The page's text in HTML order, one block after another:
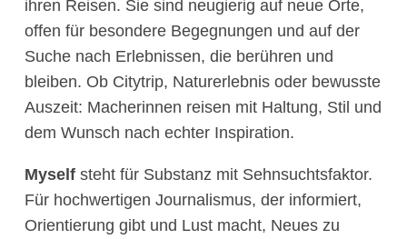
ihren Reisen. Sie sind neugierig auf neue Orte,
offen für besondere Begegnungen und auf der
Suche nach Erlebnissen, die berühren und
bleiben. Ob Citytrip, Naturerlebnis oder bewusste
Auszeit: Macherinnen reisen mit Haltung, Stil und
dem Wunsch nach echter Inspiration.
Myself steht für Substanz mit Sehnsuchtsfaktor.
Für hochwertigen Journalismus, der informiert,
Orientierung gibt und Lust macht, Neues zu